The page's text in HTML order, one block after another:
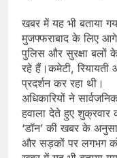
खबर में यह भी बताया
मुजफ्फराबाद के लिए
पुलिस और सुरक्षा बलों
रहे हैं।कमेटी,
प्रदर्शन कर रहा थी।
अधिकारियों ने
हवाला देते हुए शुक्रवार
‘डॉन’ की खबर के
और सड़कों पर लगभग